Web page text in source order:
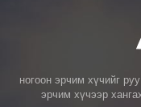
ногоон эрчим хүчийг
эрчим хүчээр